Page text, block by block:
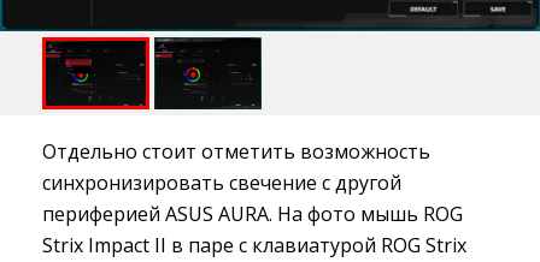
Отдельно стоит отметить возможность
синхронизировать свечение с другой
периферией ASUS AURA. На фото мышь ROG
Strix Impact II в паре с клавиатурой ROG Strix